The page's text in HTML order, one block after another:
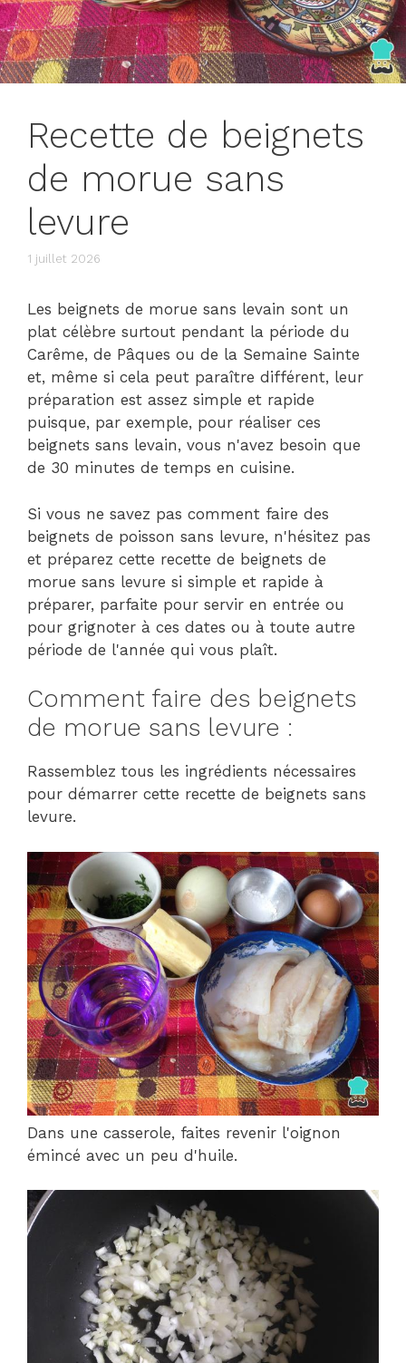
Recette de beignets
de morue sans
levure
1 juillet 2026
Les beignets de morue sans levain sont un
plat célèbre surtout pendant la période du
Carême, de Pâques ou de la Semaine Sainte
et, même si cela peut paraître différent, leur
préparation est assez simple et rapide
puisque, par exemple, pour réaliser ces
beignets sans levain, vous n'avez besoin que
de 30 minutes de temps en cuisine.
Si vous ne savez pas comment faire des
beignets de poisson sans levure, n'hésitez pas
et préparez cette recette de beignets de
morue sans levure si simple et rapide à
préparer, parfaite pour servir en entrée ou
pour grignoter à ces dates ou à toute autre
période de l'année qui vous plaît.
Comment faire des beignets
de morue sans levure :
Rassemblez tous les ingrédients nécessaires
pour démarrer cette recette de beignets sans
levure.
Dans une casserole, faites revenir l'oignon
émincé avec un peu d'huile.